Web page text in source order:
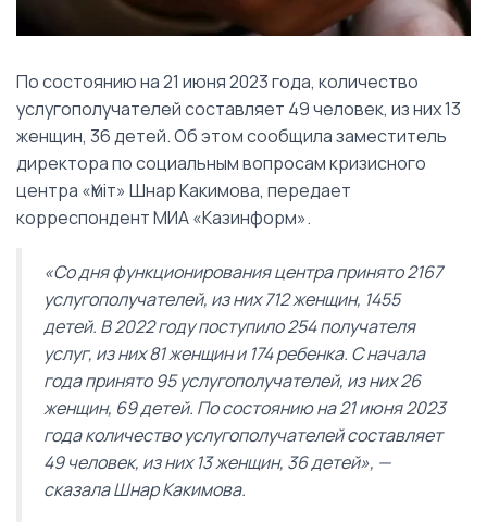
По состоянию на 21 июня 2023 года, количество
услугополучателей составляет 49 человек, из них 13
женщин, 36 детей. Об этом сообщила заместитель
директора по социальным вопросам кризисного
центра «Үміт» Шнар Какимова, передает
корреспондент МИА «Казинформ».
«Со дня функционирования центра принято 2167
услугополучателей, из них 712 женщин, 1455
детей. В 2022 году поступило 254 получателя
услуг, из них 81 женщин и 174 ребенка. С начала
года принято 95 услугополучателей, из них 26
женщин, 69 детей. По состоянию на 21 июня 2023
года количество услугополучателей составляет
49 человек, из них 13 женщин, 36 детей», —
сказала Шнар Какимова.